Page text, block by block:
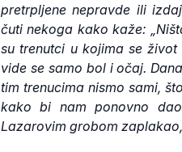
pretrpljene nepravde ili
čuti nekoga kako kaže:
su trenutci u kojima se
vide se samo bol i očaj.
tim trenucima nismo sami,
kako bi nam ponovno
Lazarovim grobom